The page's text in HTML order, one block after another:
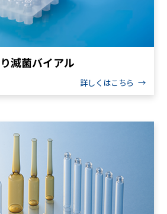
滅菌バイアル
詳しくはこちら